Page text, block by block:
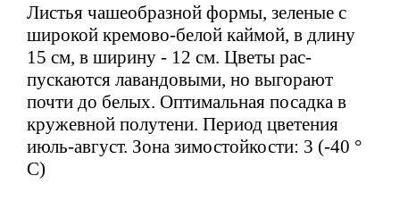
Листья чашеобразной формы, зеленые с
широкой кремово-белой каймой, в длину
15 см, в ширину - 12 см. Цветы рас­
пускаются лавандовыми, но выгорают
почти до белых. Оптимальная посадка в
кружевной полутени. Период цветения
июль-август. Зона зимостойкости: 3 (-40 °
С)